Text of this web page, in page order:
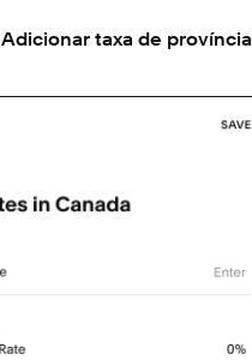
Adicionar taxa de província